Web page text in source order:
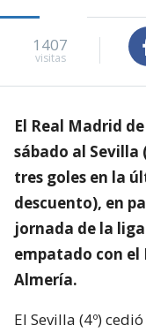
1407
visitas
El Real Madrid
sábado al Sevilla
tres goles en la
descuento), en
jornada de la
empatado con el
Almería.
El Sevilla (4º)